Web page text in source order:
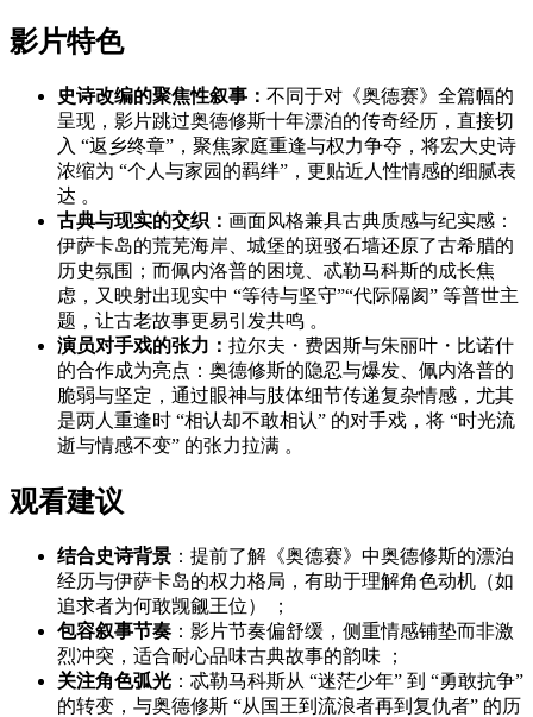
影片特色
史诗改编的聚焦性叙事： 不同于对《奥德赛》全篇幅的
呈现，影片跳过奥德修斯十年漂泊的传奇经历，直接切
入 “返乡终章”，聚焦家庭重逢与权力争夺，将宏大史诗
浓缩为 “个人与家园的羁绊”，更贴近人性情感的细腻表
达 。
古典与现实的交织： 画面风格兼具古典质感与纪实感：
伊萨卡岛的荒芜海岸、城堡的斑驳石墙还原了古希腊的
历史氛围；而佩内洛普的困境、忒勒马科斯的成长焦
虑，又映射出现实中 “等待与坚守”“代际隔阂” 等普世主
题，让古老故事更易引发共鸣 。
演员对手戏的张力： 拉尔夫・费因斯与朱丽叶・比诺什
的合作成为亮点：奥德修斯的隐忍与爆发、佩内洛普的
脆弱与坚定，通过眼神与肢体细节传递复杂情感，尤其
是两人重逢时 “相认却不敢相认” 的对手戏，将 “时光流
逝与情感不变” 的张力拉满 。
观看建议
结合史诗背景 ：提前了解《奥德赛》中奥德修斯的漂泊
经历与伊萨卡岛的权力格局，有助于理解角色动机（如
追求者为何敢觊觎王位） ；
包容叙事节奏 ：影片节奏偏舒缓，侧重情感铺垫而非激
烈冲突，适合耐心品味古典故事的韵味 ；
关注角色弧光 ：忒勒马科斯从 “迷茫少年” 到 “勇敢抗争”
的转变，与奥德修斯 “从国王到流浪者再到复仇者” 的历